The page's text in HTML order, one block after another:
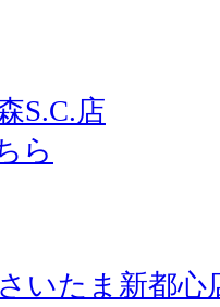
S.C.店
ら
いたま新都心